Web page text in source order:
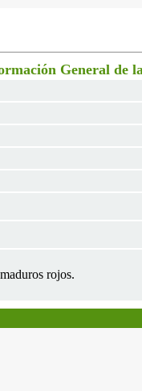
General de
rojos.